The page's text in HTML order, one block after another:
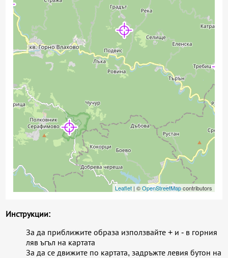
Leaflet| ©OpenStreetMapcontributors
Инструкции:
За да приближите образа използвайте + и - в горния
ляв ъгъл на картата
За да се движите по картата, задръжте левия бутон на